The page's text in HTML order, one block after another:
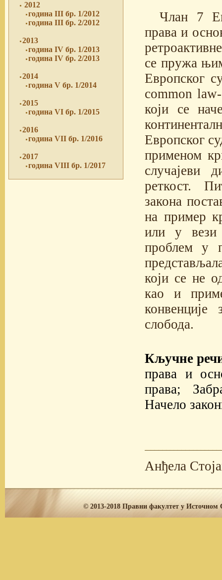
2012
година III бр. 1/2012
година III бр. 2/2012
2013
година IV бр. 1/2013
година IV бр. 2/2013
2014
година V бр. 1/2014
2015
година VI бр. 1/2015
2016
година VII бр. 1/2016
2017
година VIII бр. 1/2017
Члан 7
права и
се пружа
Европског
common
који се
Европског
применом
случајеви
реткост.
закона
на пример
или у вези
проблем у
који се не
као и
слобода.
Кључне
права и
права;
Начело
Анђела
© 2013-2018 Правни факултет у Источном